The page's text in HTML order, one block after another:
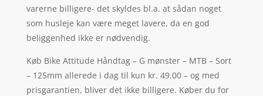
varerne billigere- det skyldes bl.a. at sådan noget
som husleje kan være meget lavere, da en god
beliggenhed ikke er nødvendig.
Køb Bike Attitude Håndtag – G mønster – MTB – Sort
– 125mm allerede i dag til kun kr. 49.00 – og med
prisgarantien, bliver det ikke billigere. Køber du for